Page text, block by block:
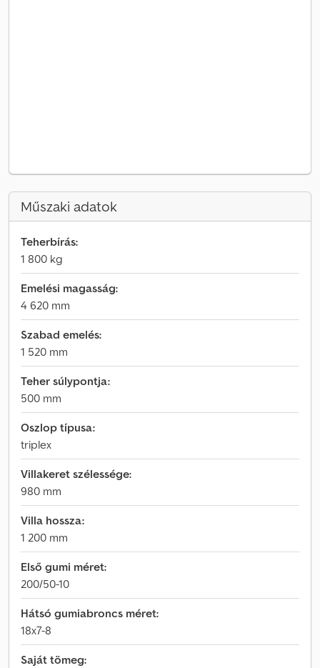
Műszaki adatok
Teherbírás:
1 800 kg
Emelési magasság:
4 620 mm
Szabad emelés:
1 520 mm
Teher súlypontja:
500 mm
Oszlop típusa:
triplex
Villakeret szélessége:
980 mm
Villa hossza:
1 200 mm
Első gumi méret:
200/50-10
Hátsó gumiabroncs méret:
18x7-8
Saját tömeg: